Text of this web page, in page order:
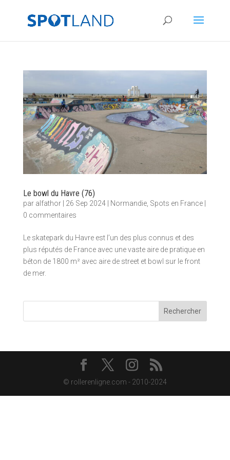
Le bowl du Havre (76)
par alfathor| 26 Sep 2024| Normandie, Spots en France|
0 commentaires
Le skatepark du Havre est l’un des plus connus et des
plus réputés de France avec une vaste aire de pratique en
béton de 1800 m² avec aire de street et bowl sur le front
de mer.
Rechercher
© rollerenligne.com - 2010-2024